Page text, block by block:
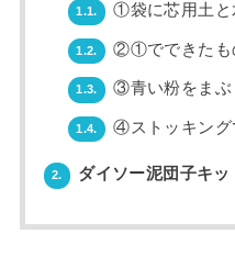
1.1. ①袋に芯用土と
1.2. ②①でできたも
1.3. ③青い粉をまぶ
1.4. ④ストッキング
2. ダイソー泥団子キッ